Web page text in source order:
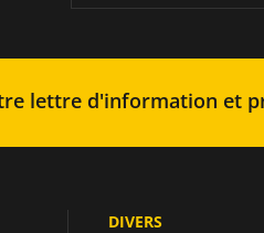
lettre d'information et
DIVERS